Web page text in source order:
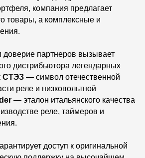
компания предлагает
товары, а комплексные и
доверие партнеров вызывает
дистрибьютора легендарных
СТЭЗ — символ отечественной
реле и низковольтной
— эталон итальянского качества
реле, таймеров и
доступ к оригинальной